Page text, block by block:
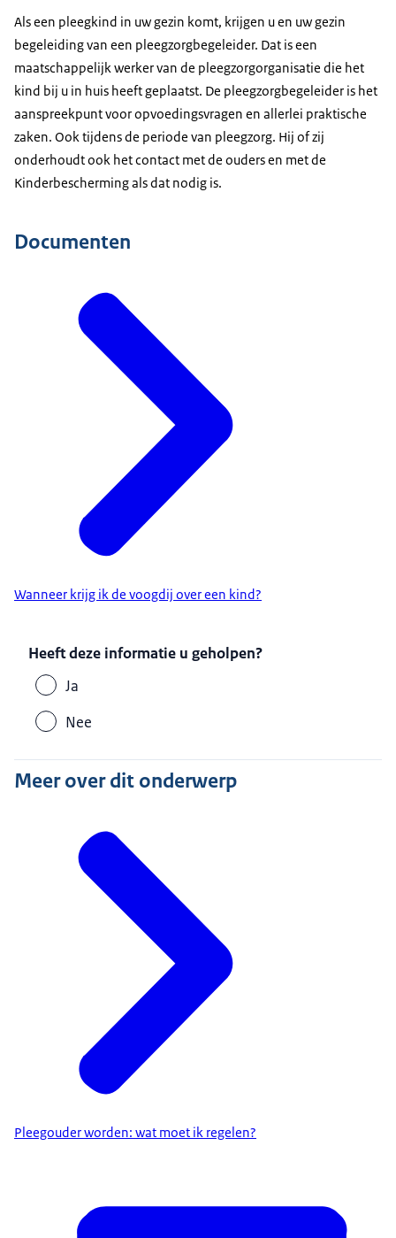
Als een pleegkind in uw gezin komt, krijgen u en uw gezin
begeleiding van een pleegzorgbegeleider. Dat is een
maatschappelijk werker van de pleegzorgorganisatie die het
kind bij u in huis heeft geplaatst. De pleegzorgbegeleider is het
aanspreekpunt voor opvoedingsvragen en allerlei praktische
zaken. Ook tijdens de periode van pleegzorg. Hij of zij
onderhoudt ook het contact met de ouders en met de
Kinderbescherming als dat nodig is.
Documenten
Wanneer krijg ik de voogdij over een kind?
Heeft deze informatie u geholpen?
Ja
Nee
Meer over dit onderwerp
Pleegouder worden: wat moet ik regelen?